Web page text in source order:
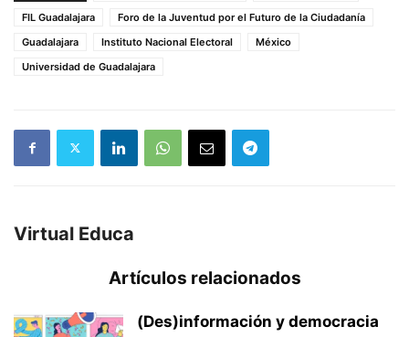
FIL Guadalajara
Foro de la Juventud por el Futuro de la Ciudadanía
Guadalajara
Instituto Nacional Electoral
México
Universidad de Guadalajara
Virtual Educa
Artículos relacionados
(Des)información y democracia